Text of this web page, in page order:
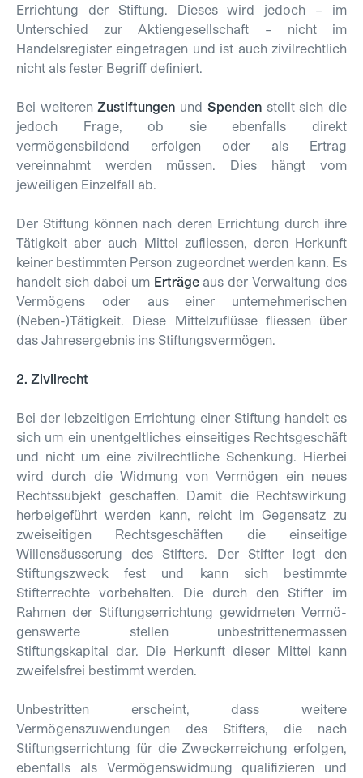
Errichtung der Stiftung. Dieses wird jedoch – im
Unterschied zur Aktiengesellschaft – nicht im
Handelsregister eingetragen und ist auch zivilrechtlich
nicht als fester Begriff definiert.
Bei weiterenZustiftungen und Spendenstellt sich die
jedoch Frage, ob sie ebenfalls direkt
vermögensbildend erfolgen oder als Ertrag
vereinnahmt werden müssen. Dies hängt vom
jeweiligen Einzelfall ab.
Der Stiftung können nach deren Errichtung durch ihre
Tätigkeit aber auch Mittel zufliessen, deren Herkunft
keiner bestimmten Person zugeordnet werden kann. Es
handelt sich dabei um Erträge aus der Verwaltung des
Vermögens oder aus einer unternehme­rischen
(Neben-)Tätigkeit. Diese Mittelzuflüsse fliessen über
das Jahresergebnis ins Stiftungsvermögen.
2. Zivilrecht
Bei der lebzeitigen Errichtung einer Stiftung handelt es
sich um ein unentgeltliches einseitiges Rechtsgeschäft
und nicht um eine zivilrechtliche Schenkung. Hierbei
wird durch die Widmung von Vermögen ein neues
Rechtssubjekt geschaffen. Damit die Rechtswirkung
herbeigeführt werden kann, reicht im Gegensatz zu
zweiseitigen Rechtsgeschäften die einseitige
Willensäusserung des Stifters. Der Stifter legt den
Stiftungszweck fest und kann sich bestimmte
Stifterrechte vorbehalten. Die durch den Stifter im
Rahmen der Stiftungserrichtung gewidmeten Vermö­
gens­werte stellen unbestrittenermassen
Stiftungskapital dar. Die Herkunft dieser Mittel kann
zweifelsfrei bestimmt werden.
Unbestritten erscheint, dass weitere
Vermögenszuwendungen des Stifters, die nach
Stiftungserrichtung für die Zweckerreichung erfolgen,
ebenfalls als Vermögenswidmung qualifizieren und